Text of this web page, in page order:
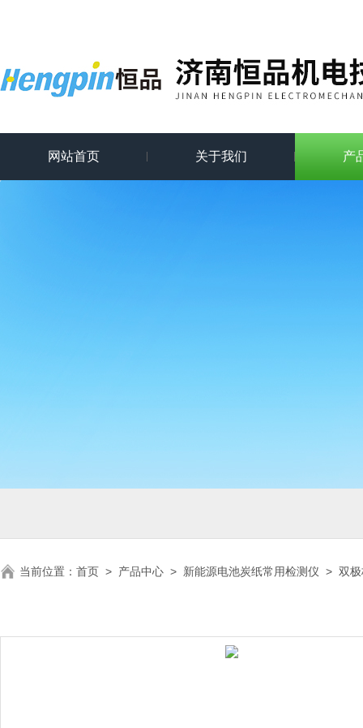
网站首页 关于我们 产
当前位置： 首页 > 产品中心 > 新能源电池炭纸常用检测仪 > 双